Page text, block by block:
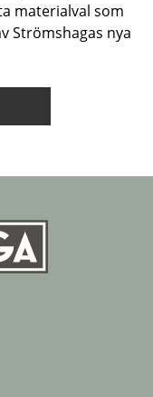
materialval som
Strömshagas nya